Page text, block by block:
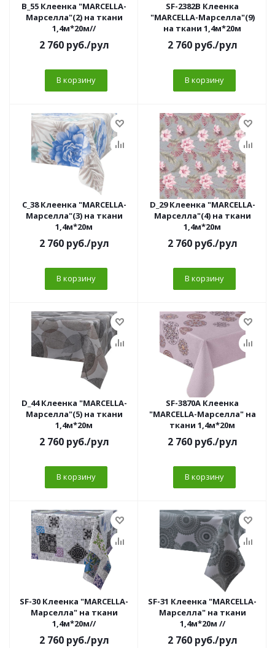
B_55 Клеенка "MARCELLA-
Марселла"(2) на ткани
1,4м*20м//
2 760руб./рул
В корзину
SF-2382B Клеенка
"MARCELLA-Марселла"(9)
на ткани 1,4м*20м
2 760руб./рул
В корзину
C_38 Клеенка "MARCELLA-
Марселла"(3) на ткани
1,4м*20м
2 760руб./рул
В корзину
D_29 Клеенка "MARCELLA-
Марселла"(4) на ткани
1,4м*20м
2 760руб./рул
В корзину
D_44 Клеенка "MARCELLA-
Марселла"(5) на ткани
1,4м*20м
2 760руб./рул
В корзину
SF-3870A Клеенка
"MARCELLA-Марселла" на
ткани 1,4м*20м
2 760руб./рул
В корзину
SF-30 Клеенка "MARCELLA-
Марселла" на ткани
1,4м*20м//
2 760руб./рул
SF-31 Клеенка "MARCELLA-
Марселла" на ткани
1,4м*20м //
2 760руб./рул